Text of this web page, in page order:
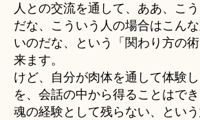
人との交流を通して、ああ、こ
だな、こういう人の場合はこん
いのだな、という「関わり方の
来ます。
けど、自分が肉体を通して体験
を、会話の中から得ることはでき
魂の経験として残らない、という